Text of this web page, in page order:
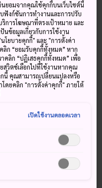
ผลิภายใต้ร่ม
น
จะจัดขึ้นทุกปีตั้งแต่กลาง
ภาคมที่
จุดชมดอกซากุระที่ดีที่สุด
ก็ถือเป็นจุดชมดอกซากุระที่ดี
ยอมจากคุณใช้คุกกี้บนเว็บไซต์นี้
ฟังก์ชันการทำงานและการปรับ
การโฆษณาที่ตรงเป้าหมาย และ
นข้อมูลเกี่ยวกับการใช้งาน
ยบายคุกกี้" และ "การตั้งค่า
ลิก “ยอมรับคุกกี้ทั้งหมด” หาก
คลิก “ปฏิเสธคุกกี้ทั้งหมด” เพื่อ
สวิตช์เลือกไปที่ใช้งานหากคุณ
นี้ คุณสามารถเปลี่ยนแปลงหรือ
ดยคลิก "การตั้งค่าคุกกี้" ภายใต้
เปิดใช้งานตลอดเวลา